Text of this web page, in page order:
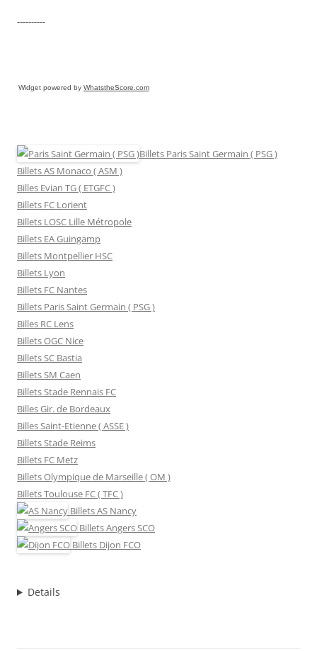
----------
Widget powered by WhatstheScore.com
Billets Paris Saint Germain ( PSG )
Billets AS Monaco ( ASM )
Billes Evian TG ( ETGFC )
Billets FC Lorient
Billets LOSC Lille Métropole
Billets EA Guingamp
Billets Montpellier HSC
Billets Lyon
Billets FC Nantes
Billets Paris Saint Germain ( PSG )
Billes RC Lens
Billets OGC Nice
Billets SC Bastia
Billets SM Caen
Billets Stade Rennais FC
Billes Gir. de Bordeaux
Billes Saint-Etienne ( ASSE )
Billets Stade Reims
Billets FC Metz
Billets Olympique de Marseille ( OM )
Billets Toulouse FC ( TFC )
BilletsAS Nancy
BilletsAngers SCO
Billets Dijon FCO
Details